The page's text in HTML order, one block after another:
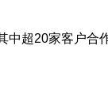
超20家客户合